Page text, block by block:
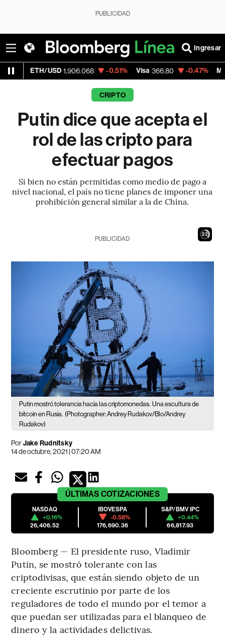
PUBLICIDAD
Ingresar
1,906.068 -0.51% Visa 366.80 -0.47%
CRIPTO
Putin dice que acepta el
rol de las cripto para
efectuar pagos
Si bien no están permitidas como medio de pago a
nivel nacional, el país no tiene planes de imponer una
prohibición general similar a la de China.
21
PUBLICIDAD
Putin mostró tolerancia hacia las criptomonedas. Una escultura de
bitcoin en Rusia. (Photographer: Andrey Rudakov/Blo/Andrey
Rudakov)
PorJake Rudnitsky
14 de octubre, 2021 | 07:20 AM
ÚLTIMAS COTIZACIONES
NASDAQ
+0.16%
26,406.52
IBOVESPA
-0.58%
176,690.36
S&P/BMV IPC
+0.44%
66,817.93
Bloomberg — El presidente ruso, Vladimir
Putin, se mostró tolerante con las
criptodivisas, que están siendo objeto de un
creciente escrutinio por parte de los
reguladores de todo el mundo por el temor a
que puedan ser utilizadas para el blanqueo de
dinero y la actividades delictivas.